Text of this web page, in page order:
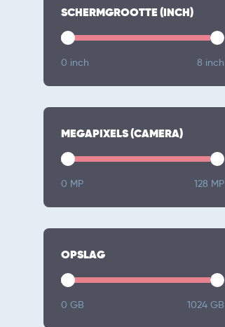
SCHERMGROOTTE (INCH)
0 inch 8 inch
MEGAPIXELS (CAMERA)
0 MP 128 MP
OPSLAG
0 GB 1024 GB